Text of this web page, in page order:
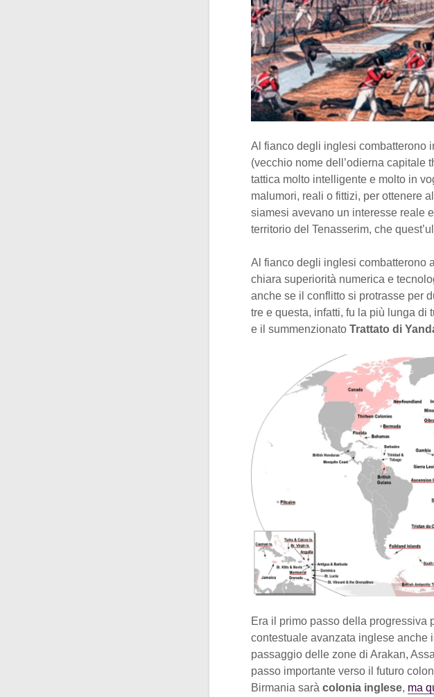
Al fianco degli inglesi combatterono
(vecchio nome dell’odierna capitale
tattica molto intelligente e molto in
malumori, reali o fittizi, per ottenere
siamesi avevano un interesse reale
territorio del Tenasserim, che
Al fianco degli inglesi combatterono
chiara superiorità numerica e
anche se il conflitto si protrasse per
tre e questa, infatti, fu la più lunga di
e il summenzionato Trattato di
Era il primo passo della progressiva
contestuale avanzata inglese anche
passaggio delle zone di Arakan,
passo importante verso il futuro
Birmania sarà colonia inglese, ma